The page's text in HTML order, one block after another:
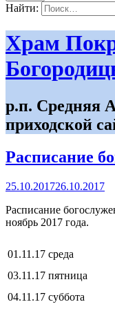
Найти:
Храм
р.п. Средняя
приходской
Расписание
25.10.201726.10.2017
Расписание
ноябрь 2017 года.
01.11.17 среда
03.11.17 пятница
04.11.17 суббота